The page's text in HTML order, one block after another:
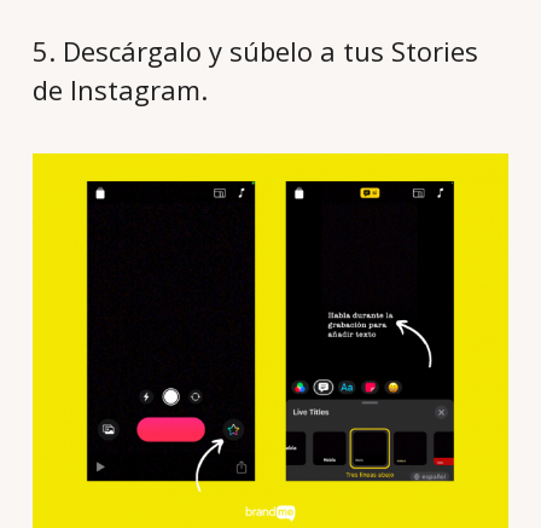
5. Descárgalo y súbelo a tus Stories
de Instagram.